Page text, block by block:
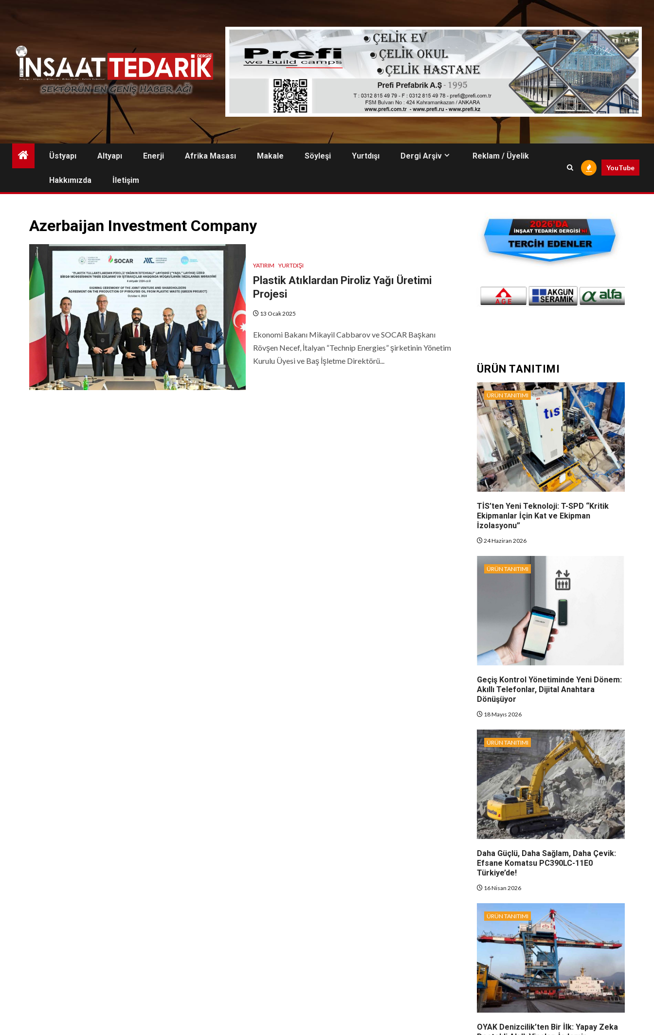
Üstyapı Altyapı Enerji Afrika Masası Makale Söyleşi Yurtdışı Dergi Arşiv Reklam / Üyelik
Hakkımızda İletişim
YouTube
Azerbaijan Investment Company
YATIRIM YURTDIŞI
Plastik Atıklardan Piroliz Yağı Üretimi
Projesi
13 Ocak 2025
Ekonomi Bakanı Mikayil Cabbarov ve SOCAR Başkanı
Rövşen Necef, İtalyan “Technip Energies” şirketinin Yönetim
Kurulu Üyesi ve Baş İşletme Direktörü...
ÜRÜN TANITIMI
ÜRÜN TANITIMI
TİS’ten Yeni Teknoloji: T-SPD “Kritik
Ekipmanlar İçin Kat ve Ekipman
İzolasyonu”
24 Haziran 2026
ÜRÜN TANITIMI
Geçiş Kontrol Yönetiminde Yeni Dönem:
Akıllı Telefonlar, Dijital Anahtara
Dönüşüyor
18 Mayıs 2026
ÜRÜN TANITIMI
Daha Güçlü, Daha Sağlam, Daha Çevik:
Efsane Komatsu PC390LC-11E0
Türkiye’de!
16 Nisan 2026
ÜRÜN TANITIMI
OYAK Denizcilik’ten Bir İlk: Yapay Zeka